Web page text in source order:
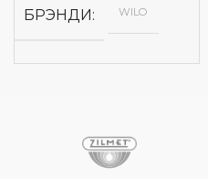
БРЭНДИ WILO